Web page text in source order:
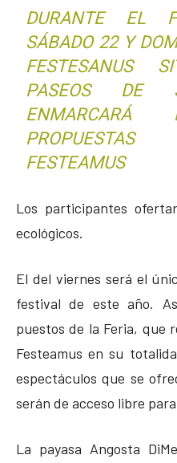
DURANTE EL
SÁBADO 22 Y
FESTESANUS
PASEOS DE
ENMARCARÁ
FESTEAMUS
Los participantes
ecológicos.
El del viernes será el
festival de este año.
puestos de la Feria, que
Festeamus en su
espectáculos que se
serán de acceso libre
La payasa Angosta